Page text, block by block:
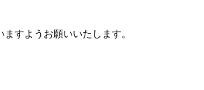
すようお願いいたします。